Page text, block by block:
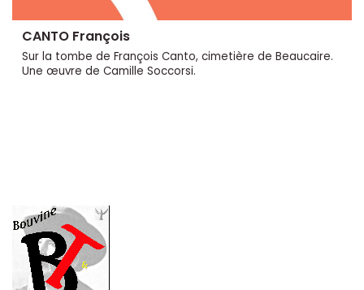
CANTO François
Sur la tombe de François Canto, cimetière de Beaucaire.
Une œuvre de Camille Soccorsi.